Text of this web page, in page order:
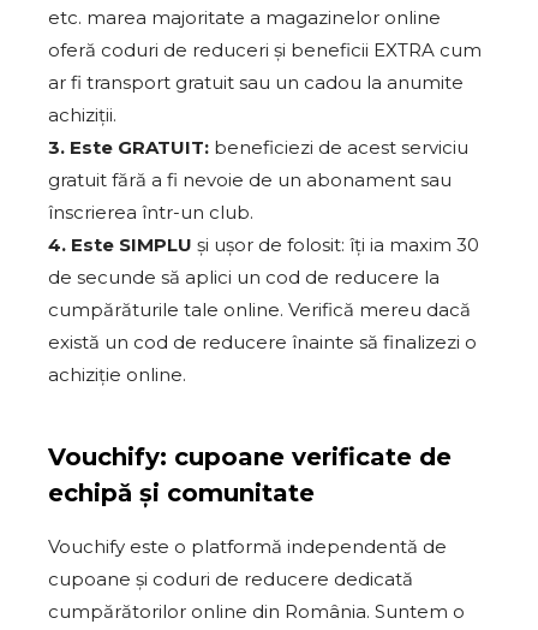
etc. marea majoritate a magazinelor online
oferă coduri de reduceri și beneficii EXTRA cum
ar fi transport gratuit sau un cadou la anumite
achiziții.
3. Este GRATUIT: beneficiezi de acest serviciu
gratuit fără a fi nevoie de un abonament sau
înscrierea într-un club.
4. Este SIMPLU și ușor de folosit: îți ia maxim 30
de secunde să aplici un cod de reducere la
cumpărăturile tale online. Verifică mereu dacă
există un cod de reducere înainte să finalizezi o
achiziție online.
Vouchify: cupoane verificate de
echipă și comunitate
Vouchify este o platformă independentă de
cupoane și coduri de reducere dedicată
cumpărătorilor online din România. Suntem o